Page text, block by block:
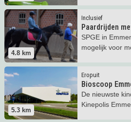
4.8 km
Inclusief
Paardrijden
SPGE in
mogelijk voor
Lees meer Paardrijden met SPGE
5.3 km
Eropuit
Bioscoop
De nieuwste
Kinepolis
Lees meer Bioscoop Emmen